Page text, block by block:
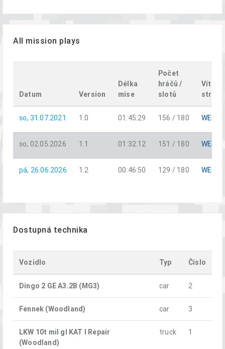
All mission plays
Datum Version
Délka
mise
Počet
hráčů /
slotů
strana
so, 31.07.2021 1.0 01:45:29 156 / 180 WEST
so, 02.05.2026 1.1 01:32:12 151 / 180 WEST
pá, 26.06.2026 1.2 00:46:50 129 / 180 WEST
Dostupná technika
Vozidlo Typ Číslo
Dingo 2 GE A3.2B (MG3) car 2
Fennek (Woodland) car 3
LKW 10t mil gl KAT I Repair
(Woodland)
truck 1